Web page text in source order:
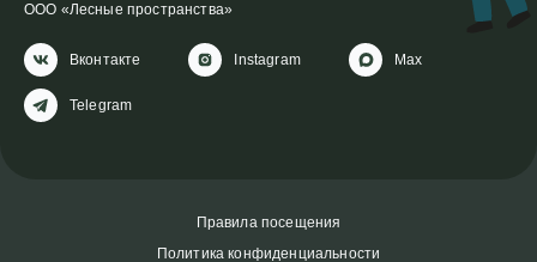
ООО «Лесные пространства»
Вконтакте Instagram Max
Telegram
Правила посещения
Политика конфиденциальности